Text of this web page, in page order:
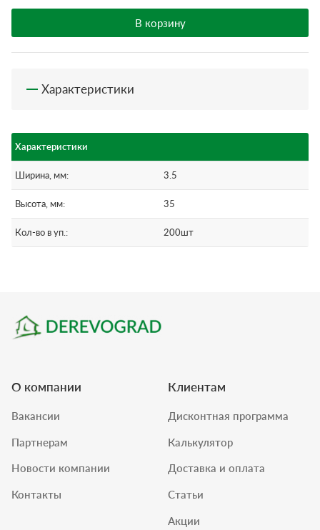
В корзину
Характеристики
Характеристики
Ширина, мм: 3.5
Высота, мм: 35
Кол-во в уп.: 200шт
О компании
Вакансии
Партнерам
Новости компании
Контакты
Клиентам
Дисконтная программа
Калькулятор
Доставка и оплата
Статьи
Акции